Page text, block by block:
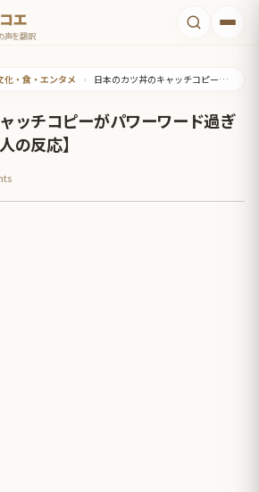
エ
声を翻訳
化・食・エンタメ • 日本のカツ丼のキャッチコピーがパワーワード過ぎて面白い！【タイ人の反応】
ッチコピーがパワーワード過ぎ
の反応】